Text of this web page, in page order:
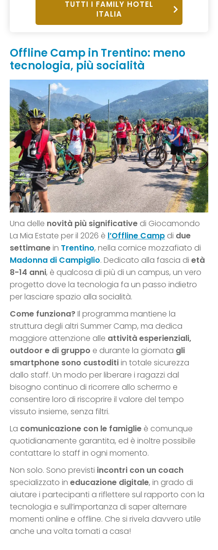
TUTTI I FAMILY HOTEL
ITALIA
Offline Camp in Trentino: meno
tecnologia, più socialità
Una delle novità più significative di Giocamondo
La Mia Estate per il 2026 è l’Offline Camp di due
settimanein Trentino, nella cornice mozzafiato di
Madonna di Campiglio. Dedicato alla fascia di età
8-14 anni, è qualcosa di più di un campus, un vero
progetto dove la tecnologia fa un passo indietro
per lasciare spazio alla socialità.
Come funziona?Il programma mantiene la
struttura degli altri Summer Camp, ma dedica
maggiore attenzione alle attività esperienziali,
outdoor e di gruppo e durante la giornata gli
smartphone sono custoditiin totale sicurezza
dallo staff. Un modo per liberare i ragazzi dal
bisogno continuo di ricorrere allo schermo e
consentire loro di riscoprire il valore del tempo
vissuto insieme, senza filtri.
La comunicazione con le famiglie è comunque
quotidianamente garantita, ed è inoltre possibile
contattare lo staff in ogni momento.
Non solo. Sono previsti incontri con un coach
specializzato in educazione digitale, in grado di
aiutare i partecipanti a riflettere sul rapporto con la
tecnologia e sull’importanza di saper alternare
momenti online e offline. Che si rivela davvero utile
anche una volta tornati a casa!